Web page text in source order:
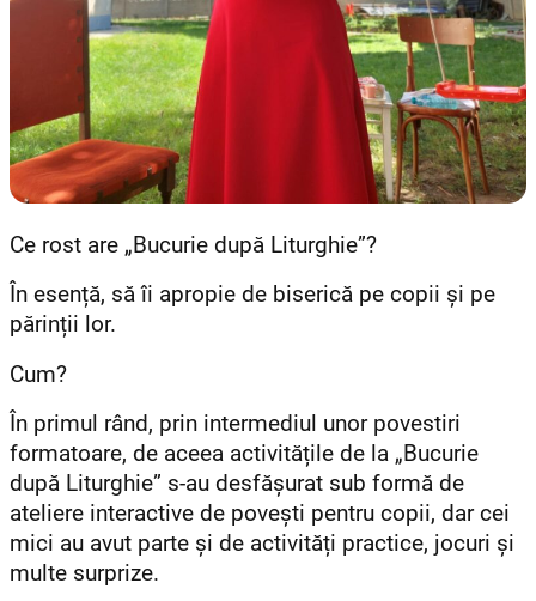
Ce rost are „Bucurie după Liturghie”?
În esență, să îi apropie de biserică pe copii și pe
părinții lor.
Cum?
În primul rând, prin intermediul unor povestiri
formatoare, de aceea activitățile de la „Bucurie
după Liturghie” s-au desfășurat sub formă de
ateliere interactive de povești pentru copii, dar cei
mici au avut parte şi de activități practice, jocuri și
multe surprize.